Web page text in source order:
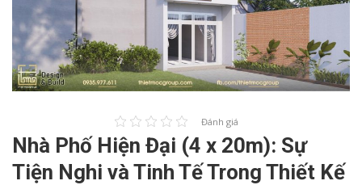
Đánh giá
Nhà Phố Hiện Đại (4 x 20m): Sự
Tiện Nghi và Tinh Tế Trong Thiết Kế